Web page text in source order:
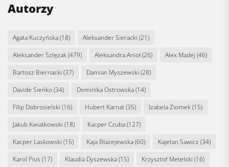
Autorzy
Agata Kuczyńska(18) Aleksander Sieracki (21)
Aleksander Szlęzak(479) Aleksandra Anioł(26) Alex Madej (46)
Bartosz Biernacki (37) Damian Myszewski (28)
Davide Sieńko(34) Dominika Ostrowska(14)
Filip Dobrosielski (16) Hubert Karnat(35) Izabela Ziomek(15)
Jakub Kwiatkowski (18) Kacper Czuba(127)
Kacper Laskowski (15) Kaja Błażejewska(60) Kajetan Sawicz (34)
Karol Pius (17) Klaudia Dyszewska(15) Krzysztof Metelski (16)